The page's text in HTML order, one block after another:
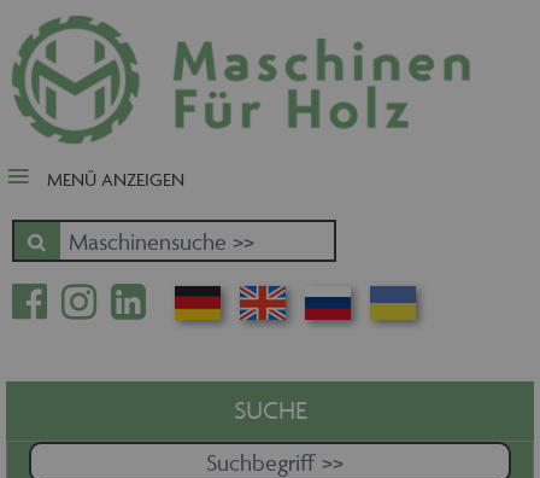
close Submenü
Nach Fertigungsschwerpunkt
Schnäppchen
Zuschnitt - Sägen
Kantenbearbeitung
Fräsen - Bohren - Hobeln - CNC
Oberfläche
Massivholz
Handling - Transportieren -
Stapeln - Verpacken etc.
MENÜ ANZEIGEN
SUCHE